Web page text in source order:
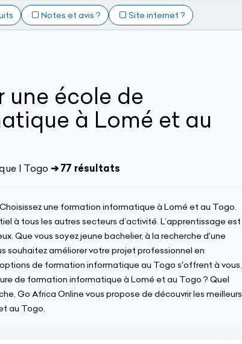
Notes et avis ? Site internet ?
école de
à Lomé et au
| Togo ➔ 77 résultats
Choisissez une formation informatique à Lomé et au Togo.
à tous les autres secteurs d’activité. L’apprentissage est
Que vous soyez jeune bachelier, à la recherche d'une
souhaitez améliorer votre projet professionnel en
de formation informatique au Togo s'offrent à vous.
de formation informatique à Lomé et au Togo ? Quel
Go Africa Online vous propose de découvrir les meilleurs
au Togo.